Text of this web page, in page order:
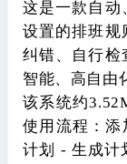
这是一款自动
设置的排班规
纠错、自行检
智能、高自由
该系统约
使用流程：
计划 - 生成计